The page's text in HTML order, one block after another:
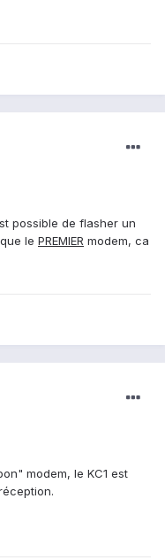
possible de flasher un
le PREMIER modem, ca
modem, le KC1 est